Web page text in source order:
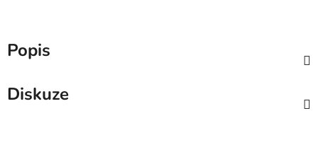
Popis
Diskuze